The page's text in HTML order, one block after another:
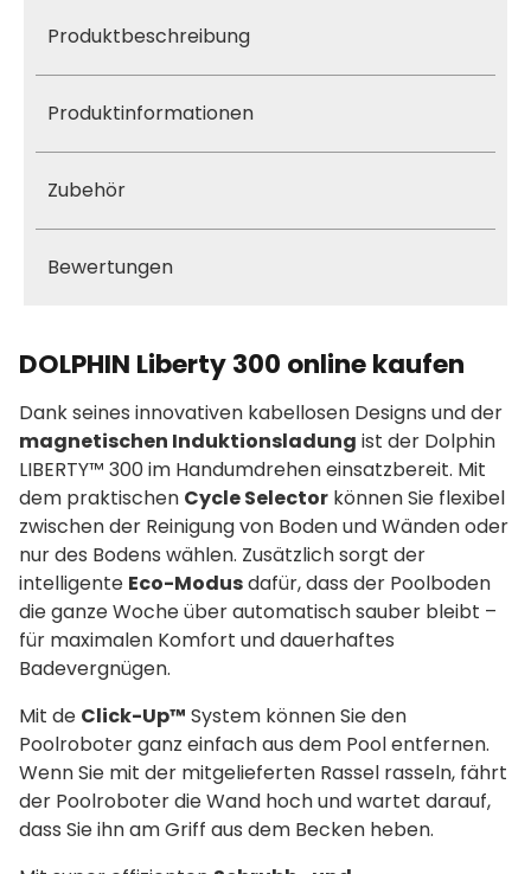
Produktbeschreibung
Produktinformationen
Zubehör
Bewertungen
DOLPHIN Liberty 300 online kaufen
Dank seines innovativen kabellosen Designs und der
magnetischen Induktionsladung ist der Dolphin
LIBERTY™ 300 im Handumdrehen einsatzbereit. Mit
dem praktischen Cycle Selector können Sie flexibel
zwischen der Reinigung von Boden und Wänden oder
nur des Bodens wählen. Zusätzlich sorgt der
intelligente Eco-Modusdafür, dass der Poolboden
die ganze Woche über automatisch sauber bleibt –
für maximalen Komfort und dauerhaftes
Badevergnügen.
Mit de Click-Up™ System können Sie den
Poolroboter ganz einfach aus dem Pool entfernen.
Wenn Sie mit der mitgelieferten Rassel rasseln, fährt
der Poolroboter die Wand hoch und wartet darauf,
dass Sie ihn am Griff aus dem Becken heben.